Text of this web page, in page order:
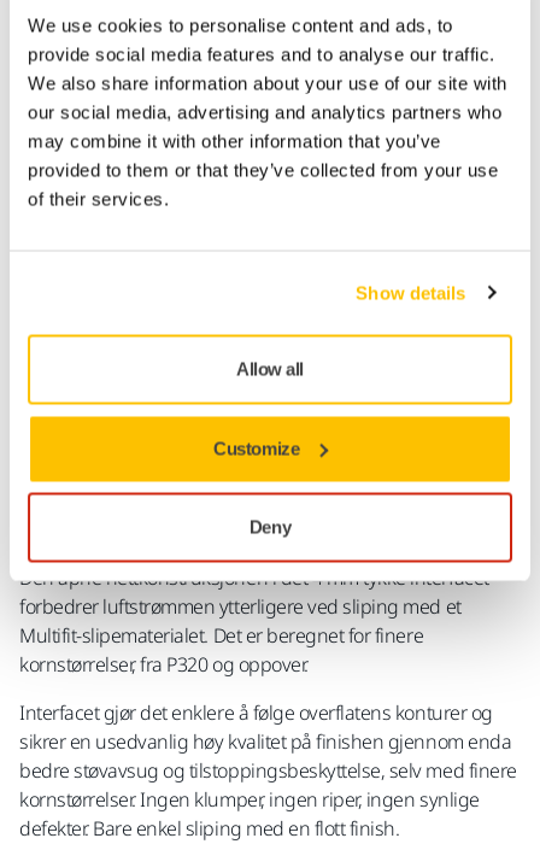
We use cookies to personalise content and ads, to
provide social media features and to analyse our traffic.
We also share information about your use of our site with
our social media, advertising and analytics partners who
may combine it with other information that you’ve
provided to them or that they’ve collected from your use
of their services.
Show details
Allow all
Customize
Deny
Nettinterface for bedre luftstrøm
Den åpne nettkonstruksjonen i det 4 mm tykke interfacet
forbedrer luftstrømmen ytterligere ved sliping med et
Multifit-slipematerialet. Det er beregnet for finere
kornstørrelser, fra P320 og oppover.
Interfacet gjør det enklere å følge overflatens konturer og
sikrer en usedvanlig høy kvalitet på finishen gjennom enda
bedre støvavsug og tilstoppingsbeskyttelse, selv med finere
kornstørrelser. Ingen klumper, ingen riper, ingen synlige
defekter. Bare enkel sliping med en flott finish.